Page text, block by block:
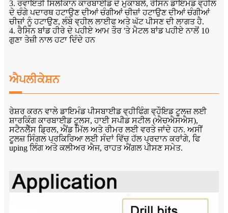
3. ਰਵਾਇਤੀ ਸਿਲੀਕਾਨ ਕਾਰਬਾਈਡ ਦੇ ਮੁਕਾਬਲੇ, ਰੇਸਿਨ ਡਾਇਮੰਡ ਵ੍ਹੀਲ
ਦੇ ਚੰਗੇ ਪਦਾਰਥ ਹਟਾਉਣ ਦੀਆਂ ਚੰਗੀਆਂ ਚੀਜ਼ਾਂ ਹਟਾਉਣ ਦੀਆਂ ਚੰਗੀਆਂ
ਚੀਜ਼ਾਂ ਨੂੰ ਹਟਾਉਣ, ਲੰਬੇ ਵ੍ਹੀਲ ਲਾਈਫ ਅਤੇ ਘੱਟ ਪੀਸਣ ਦੀ ਲਾਗਤ ਹੈ.
4. ਰੈਸਿਨ ਬਾਂਡ ਹੀਰੇ ਦੇ ਪਹੀਏ ਆਮ ਤੌਰ 'ਤੇ ਮੈਟਲ ਬਾਂਡ ਪਹੀਏ ਨਾਲੋਂ 10
ਗੁਣਾ ਤੇਜ਼ੀ ਨਾਲ ਹਟਾ ਦਿੰਦੇ ਹਨ
ਐਪਲੀਕੇਸ਼ਨ
ਰੇਸ਼ਰ ਕਰਨ ਵਾਲੇ ਡਾਇਮੰਡ ਪੀਸਬਾਈਡ ਵ੍ਹੀਫਿੰਗ ਵ੍ਹੌਇਡ ਟੂਲਜ਼ ਲਈ
ਸ਼ਾਰਕਿੰਗ ਕਾਰਬਾਈਡ ਟੂਲਸ, ਹਾਈ ਸਪੀਡ ਸਟੀਲ (ਐਚਐਸਐਸ),
ਸਟੈਨਲੈੱਸ ਡ੍ਰਿਲ, ਐਂਡ ਮਿੱਲ ਅਤੇ ਰੀਮਰ ਲਈ ਵਰਤੇ ਜਾਂਦੇ ਹਨ. ਅਸੀਂ
ਟੂਲਜ਼ ਸਿੰਗਲ ਪ੍ਰਕਿਰਿਆ ਲਈ ਸੰਦਾਂ ਵਿੱਚ ਹੱਲ ਪ੍ਰਦਾਨ ਕਰਾਂਗੇ, ਫਿ
uping ਲਿੰਗ ਅਤੇ ਕਲੀਅਰ ਐਜ, ਰਾਹਤ ਐਂਗਲ ਪੀਸਣ ਸਮੇਤ.